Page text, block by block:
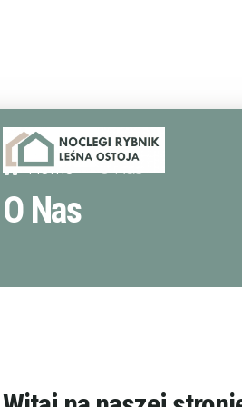
Home
O Nas